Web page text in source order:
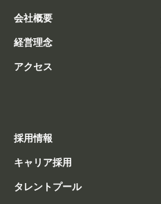
会社概要
経営理念
アクセス
採用情報
キャリア採用
タレントプール